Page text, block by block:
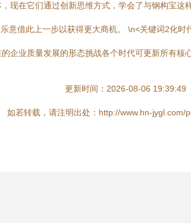
现在它们通过创新思维方式，学会了与钢构宝
意借此上一步以获得更大商机。 \n<关键词2化
企业质量发展的形态挑战各个时代可更新所有
更新时间：2026-08-06 19:39:49
如若转载，请注明出处：http://www.hn-jygl.com/